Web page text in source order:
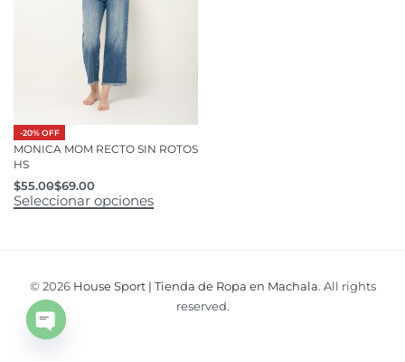
-20% OFF
MONICA MOM RECTO SIN ROTOS
HS
$55.00$69.00
Seleccionar opciones
© 2026 House Sport | Tienda de Ropa en Machala. All rights
reserved.
Open